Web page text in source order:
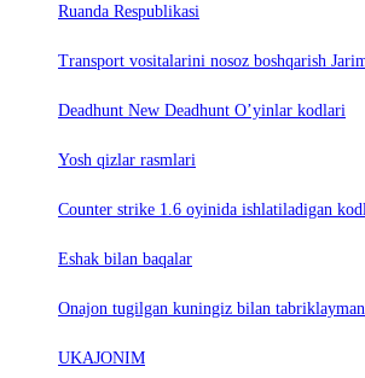
Ruanda Respublikasi
Trаnsport vositаlаrini nosoz boshqаrish
Deadhunt New Deadhunt O’yinlar kodlari
Yosh qizlar rasmlari
Counter strike 1.6 oyinida ishlatiladigan
Eshak bilan baqalar
Onajon tugilgan kuningiz bilan
UKAJONIM